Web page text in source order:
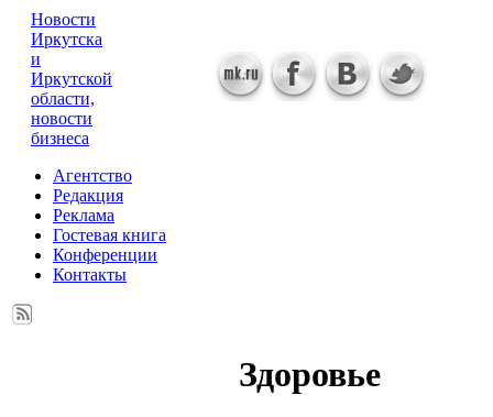
Новости
Иркутска
и
Иркутской
области,
новости
бизнеса
Агентство
Редакция
Реклама
Гостевая книга
Конференции
Контакты
Здоровье